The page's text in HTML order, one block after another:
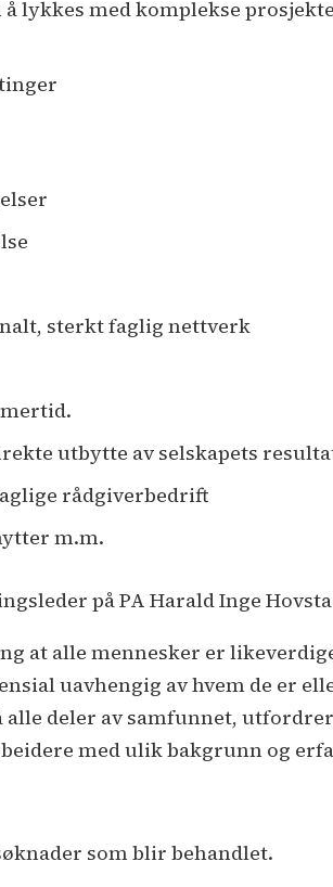
lykkes med komplekse
sterkt faglig nettverk
utbytte av selskapets
rådgiverbedrift
m.m.
på PA Harald Inge
at alle mennesker er
uavhengig av hvem de er
deler av samfunnet,
med ulik bakgrunn og
som blir behandlet.